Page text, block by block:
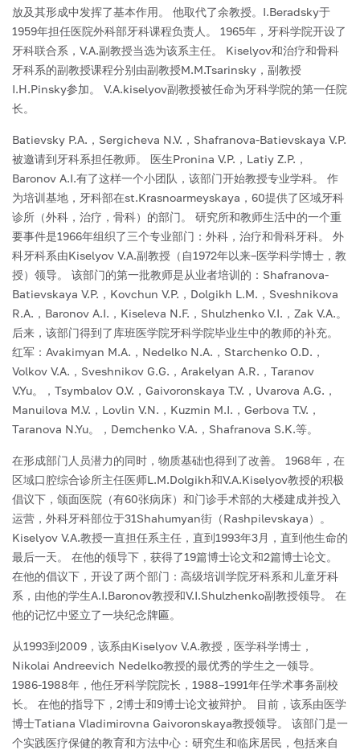
放及其形成中发挥了基本作用。 他取代了余教授。I.Beradsky于
1959年担任医院外科部牙科课程负责人。 1965年，牙科学院开设了
牙科联合系，V.A.副教授当选为该系主任。 Kiselyov和治疗和骨科
牙科系的副教授课程分别由副教授M.M.Tsarinsky，副教授
I.H.Pinsky参加。 V.A.kiselyov副教授被任命为牙科学院的第一任院
长。
Batievsky P.A.，Sergicheva N.V.，Shafranova-Batievskaya V.P.
被邀请到牙科系担任教师。 医生Pronina V.P.，Latiy Z.P.，
Baronov A.I.有了这样一个小团队，该部门开始教授专业学科。 作
为培训基地，牙科部在st.Krasnoarmeyskaya，60提供了区域牙科
诊所（外科，治疗，骨科）的部门。
研究所和教师生活中的一个重
要事件是1966年组织了三个专业部门：外科，治疗和骨科牙科。 外
科牙科系由Kiselyov V.A.副教授（自1972年以来–医学科学博士，教
授）领导。 该部门的第一批教师是从业者培训的：Shafranova-
Batievskaya V.P.，Kovchun V.P.，Dolgikh L.M.，Sveshnikova
R.A.，Baronov A.I.，Kiseleva N.F.，Shulzhenko V.I.，Zak V.A.。
后来，该部门得到了库班医学院牙科学院毕业生中的教师的补充。
红军：Avakimyan M.A.，Nedelko N.A.，Starchenko O.D.，
Volkov V.A.，Sveshnikov G.G.，Arakelyan A.R.，Taranov
V.Yu。，Tsymbalov O.V.，Gaivoronskaya T.V.，Uvarova A.G.，
Manuilova M.V.，Lovlin V.N.，Kuzmin M.I.，Gerbova T.V.，
Taranova N.Yu。，Demchenko V.A.，Shafranova S.K.等。
在形成部门人员潜力的同时，物质基础也得到了改善。 1968年，在
区域口腔综合诊所主任医师L.M.Dolgikh和V.A.Kiselyov教授的积极
倡议下，颌面医院（有60张病床）和门诊手术部的大楼建成并投入
运营，外科牙科部位于31Shahumyan街（Rashpilevskaya）。
Kiselyov V.A.教授一直担任系主任，直到1993年3月，直到他生命的
最后一天。 在他的领导下，获得了19篇博士论文和2篇博士论文。
在他的倡议下，开设了两个部门：高级培训学院牙科系和儿童牙科
系，由他的学生A.I.Baronov教授和V.I.Shulzhenko副教授领导。 在
他的记忆中竖立了一块纪念牌匾。
从1993到2009，该系由Kiselyov V.A.教授，医学科学博士，
Nikolai Andreevich Nedelko教授的最优秀的学生之一领导。
1986-1988年，他任牙科学院院长，1988–1991年任学术事务副校
长。 在他的指导下，2博士和9博士论文被辩护。
目前，该系由医学
博士Tatiana Vladimirovna Gaivoronskaya教授领导。 该部门是一
个实践医疗保健的教育和方法中心：研究生和临床居民，包括来自